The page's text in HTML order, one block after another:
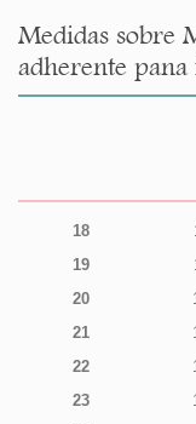
Medidas sobre
adherente pana
18
19
20
21
22
23